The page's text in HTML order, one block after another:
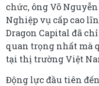
chức, ông Võ
Nghiệp vụ cấp cao
Dragon Capital đã
quan trọng nhất mà
tại thị trường Việt
Động lực đầu tiên